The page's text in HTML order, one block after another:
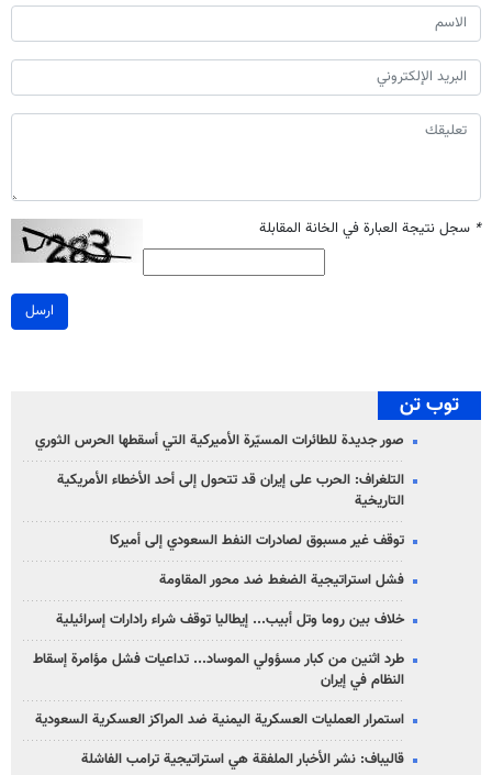
* سجل نتيجة العبارة في الخانة المقابلة
ارسل
توب تن
صور جديدة للطائرات المسيّرة الأميركية التي أسقطها الحرس الثوري
التلغراف: الحرب على إيران قد تتحول إلى أحد الأخطاء الأمريكية
التاريخية
توقف غير مسبوق لصادرات النفط السعودي إلى أميركا
فشل استراتيجية الضغط ضد محور المقاومة
خلاف بين روما وتل أبيب... إيطاليا توقف شراء رادارات إسرائيلية
طرد اثنين من كبار مسؤولي الموساد... تداعيات فشل مؤامرة إسقاط
النظام في إيران
استمرار العمليات العسكرية اليمنية ضد المراكز العسكرية السعودية
قاليباف: نشر الأخبار الملفقة هي استراتيجية ترامب الفاشلة